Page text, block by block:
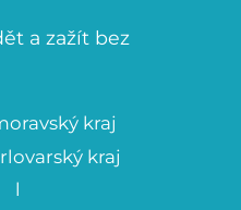
a zažít bez
kraj
kraj
l